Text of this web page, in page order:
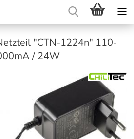
"CTN-1224n" 110-
/ 24W